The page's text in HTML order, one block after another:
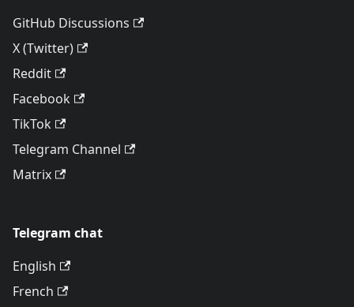
GitHub Discussions
X (Twitter)
Reddit
Facebook
TikTok
Telegram Channel
Matrix
Telegram chat
English
French